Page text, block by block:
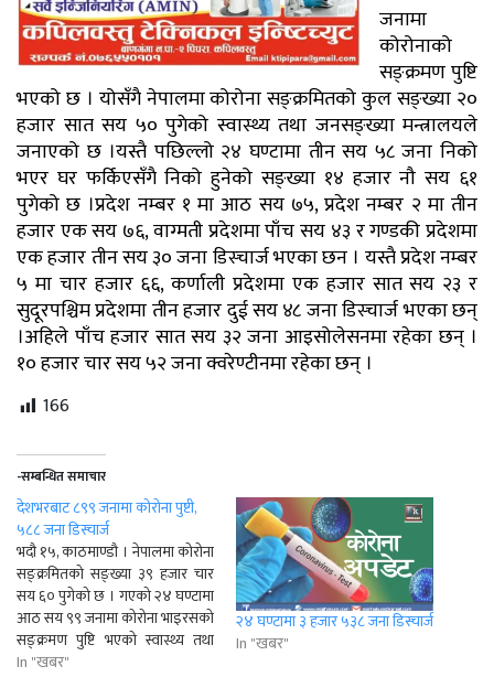
जनामा
कोरोनाको
सङ्क्रमण पुष्टि
भएको छ । योसँगै नेपालमा कोरोना सङ्क्रमितको कुल सङ्ख्या २०
हजार सात सय ५० पुगेको स्वास्थ्य तथा जनसङ्ख्या मन्त्रालयले
जनाएको छ ।यस्तै पछिल्लो २४ घण्टामा तीन सय ५८ जना निको
भएर घर फर्किएसँगै निको हुनेको सङ्ख्या १४ हजार नौ सय ६१
पुगेको छ ।प्रदेश नम्बर १ मा आठ सय ७५, प्रदेश नम्बर २ मा तीन
हजार एक सय ७६, वाग्मती प्रदेशमा पाँच सय ४३ र गण्डकी प्रदेशमा
एक हजार तीन सय ३० जना डिस्चार्ज भएका छन । यस्तै प्रदेश नम्बर
५ मा चार हजार ६६, कर्णाली प्रदेशमा एक हजार सात सय २३ र
सुदूरपश्चिम प्रदेशमा तीन हजार दुई सय ४८ जना डिस्चार्ज भएका छन्
।अहिले पाँच हजार सात सय ३२ जना आइसोलेसनमा रहेका छन् ।
१० हजार चार सय ५२ जना क्वरेण्टीनमा रहेका छन् ।
166
-सम्बन्धित समाचार
देशभरबाट ८९९ जनामा कोरोना पुष्टी,
५८८ जना डिस्चार्ज
भदौ १५, काठमाण्डौ । नेपालमा कोरोना
सङ्क्रमितको सङ्ख्या ३९ हजार चार
सय ६० पुगेको छ । गएको २४ घण्टामा
आठ सय ९९ जनामा कोरोना भाइरसको
सङ्क्रमण पुष्टि भएको स्वास्थ्य तथा
जनसङ्ख्या मन्त्रालयले जनाएको छ ।
In "खबर"
२४ घण्टामा ३ हजार ५३८ जना डिस्चार्ज
In "खबर"